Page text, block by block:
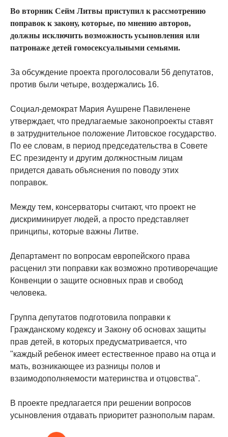
Во вторник Сейм Литвы приступил к рассмотрению
поправок к закону, которые, по мнению авторов,
должны исключить возможность усыновления или
патронаже детей гомосексуальными семьями.
За обсуждение проекта проголосовали 56 депутатов,
против были четыре, воздержались 16.
Социал-демократ Мария Аушрене Павиленене
утверждает, что предлагаемые законопроекты ставят
в затруднительное положение Литовское государство.
По ее словам, в период председательства в Совете
ЕС президенту и другим должностным лицам
придется давать объяснения по поводу этих
поправок.
Между тем, консерваторы считают, что проект не
дискриминирует людей, а просто представляет
принципы, которые важны Литве.
Департамент по вопросам европейского права
расценил эти поправки как возможно противоречащие
Конвенции о защите основных прав и свобод
человека.
Группа депутатов подготовила поправки к
Гражданскому кодексу и Закону об основах защиты
прав детей, в которых предусматривается, что
"каждый ребенок имеет естественное право на отца и
мать, возникающее из разницы полов и
взаимодополняемости материнства и отцовства".
В проекте предлагается при решении вопросов
усыновления отдавать приоритет разнополым парам.